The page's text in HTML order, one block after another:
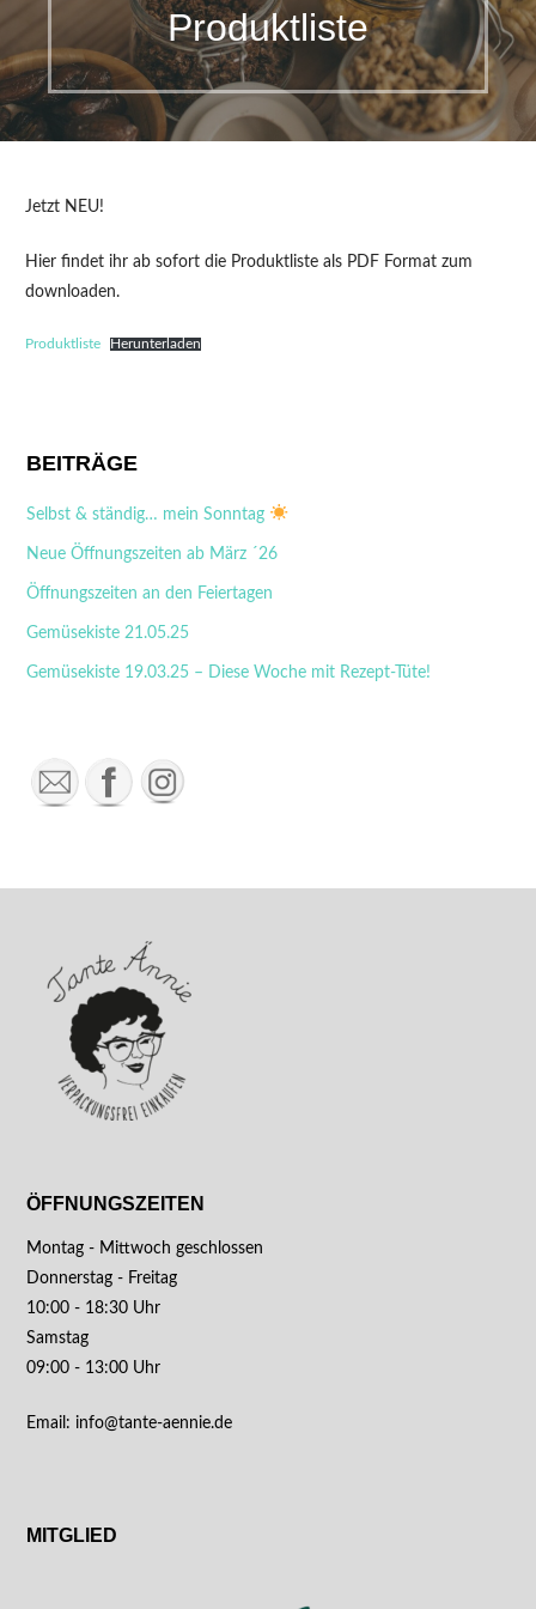
Produktliste
Jetzt NEU!
Hier findet ihr ab sofort die Produktliste als PDF Format zum
downloaden.
Produktliste Herunterladen
BEITRÄGE
Selbst & ständig… mein Sonntag
Neue Öffnungszeiten ab März ´26
Öffnungszeiten an den Feiertagen
Gemüsekiste 21.05.25
Gemüsekiste 19.03.25 – Diese Woche mit Rezept-Tüte!
ÖFFNUNGSZEITEN
Montag - Mittwoch geschlossen
Donnerstag - Freitag
10:00 - 18:30 Uhr
Samstag
09:00 - 13:00 Uhr
Email: info@tante-aennie.de
MITGLIED